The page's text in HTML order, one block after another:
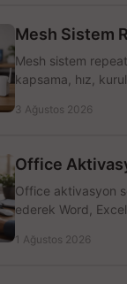
Mesh Sistem
Mesh sistem
kapsama, hız,
3 Ağustos 2026
Office
Office aktivasyon
ederek Word,
1 Ağustos 2026